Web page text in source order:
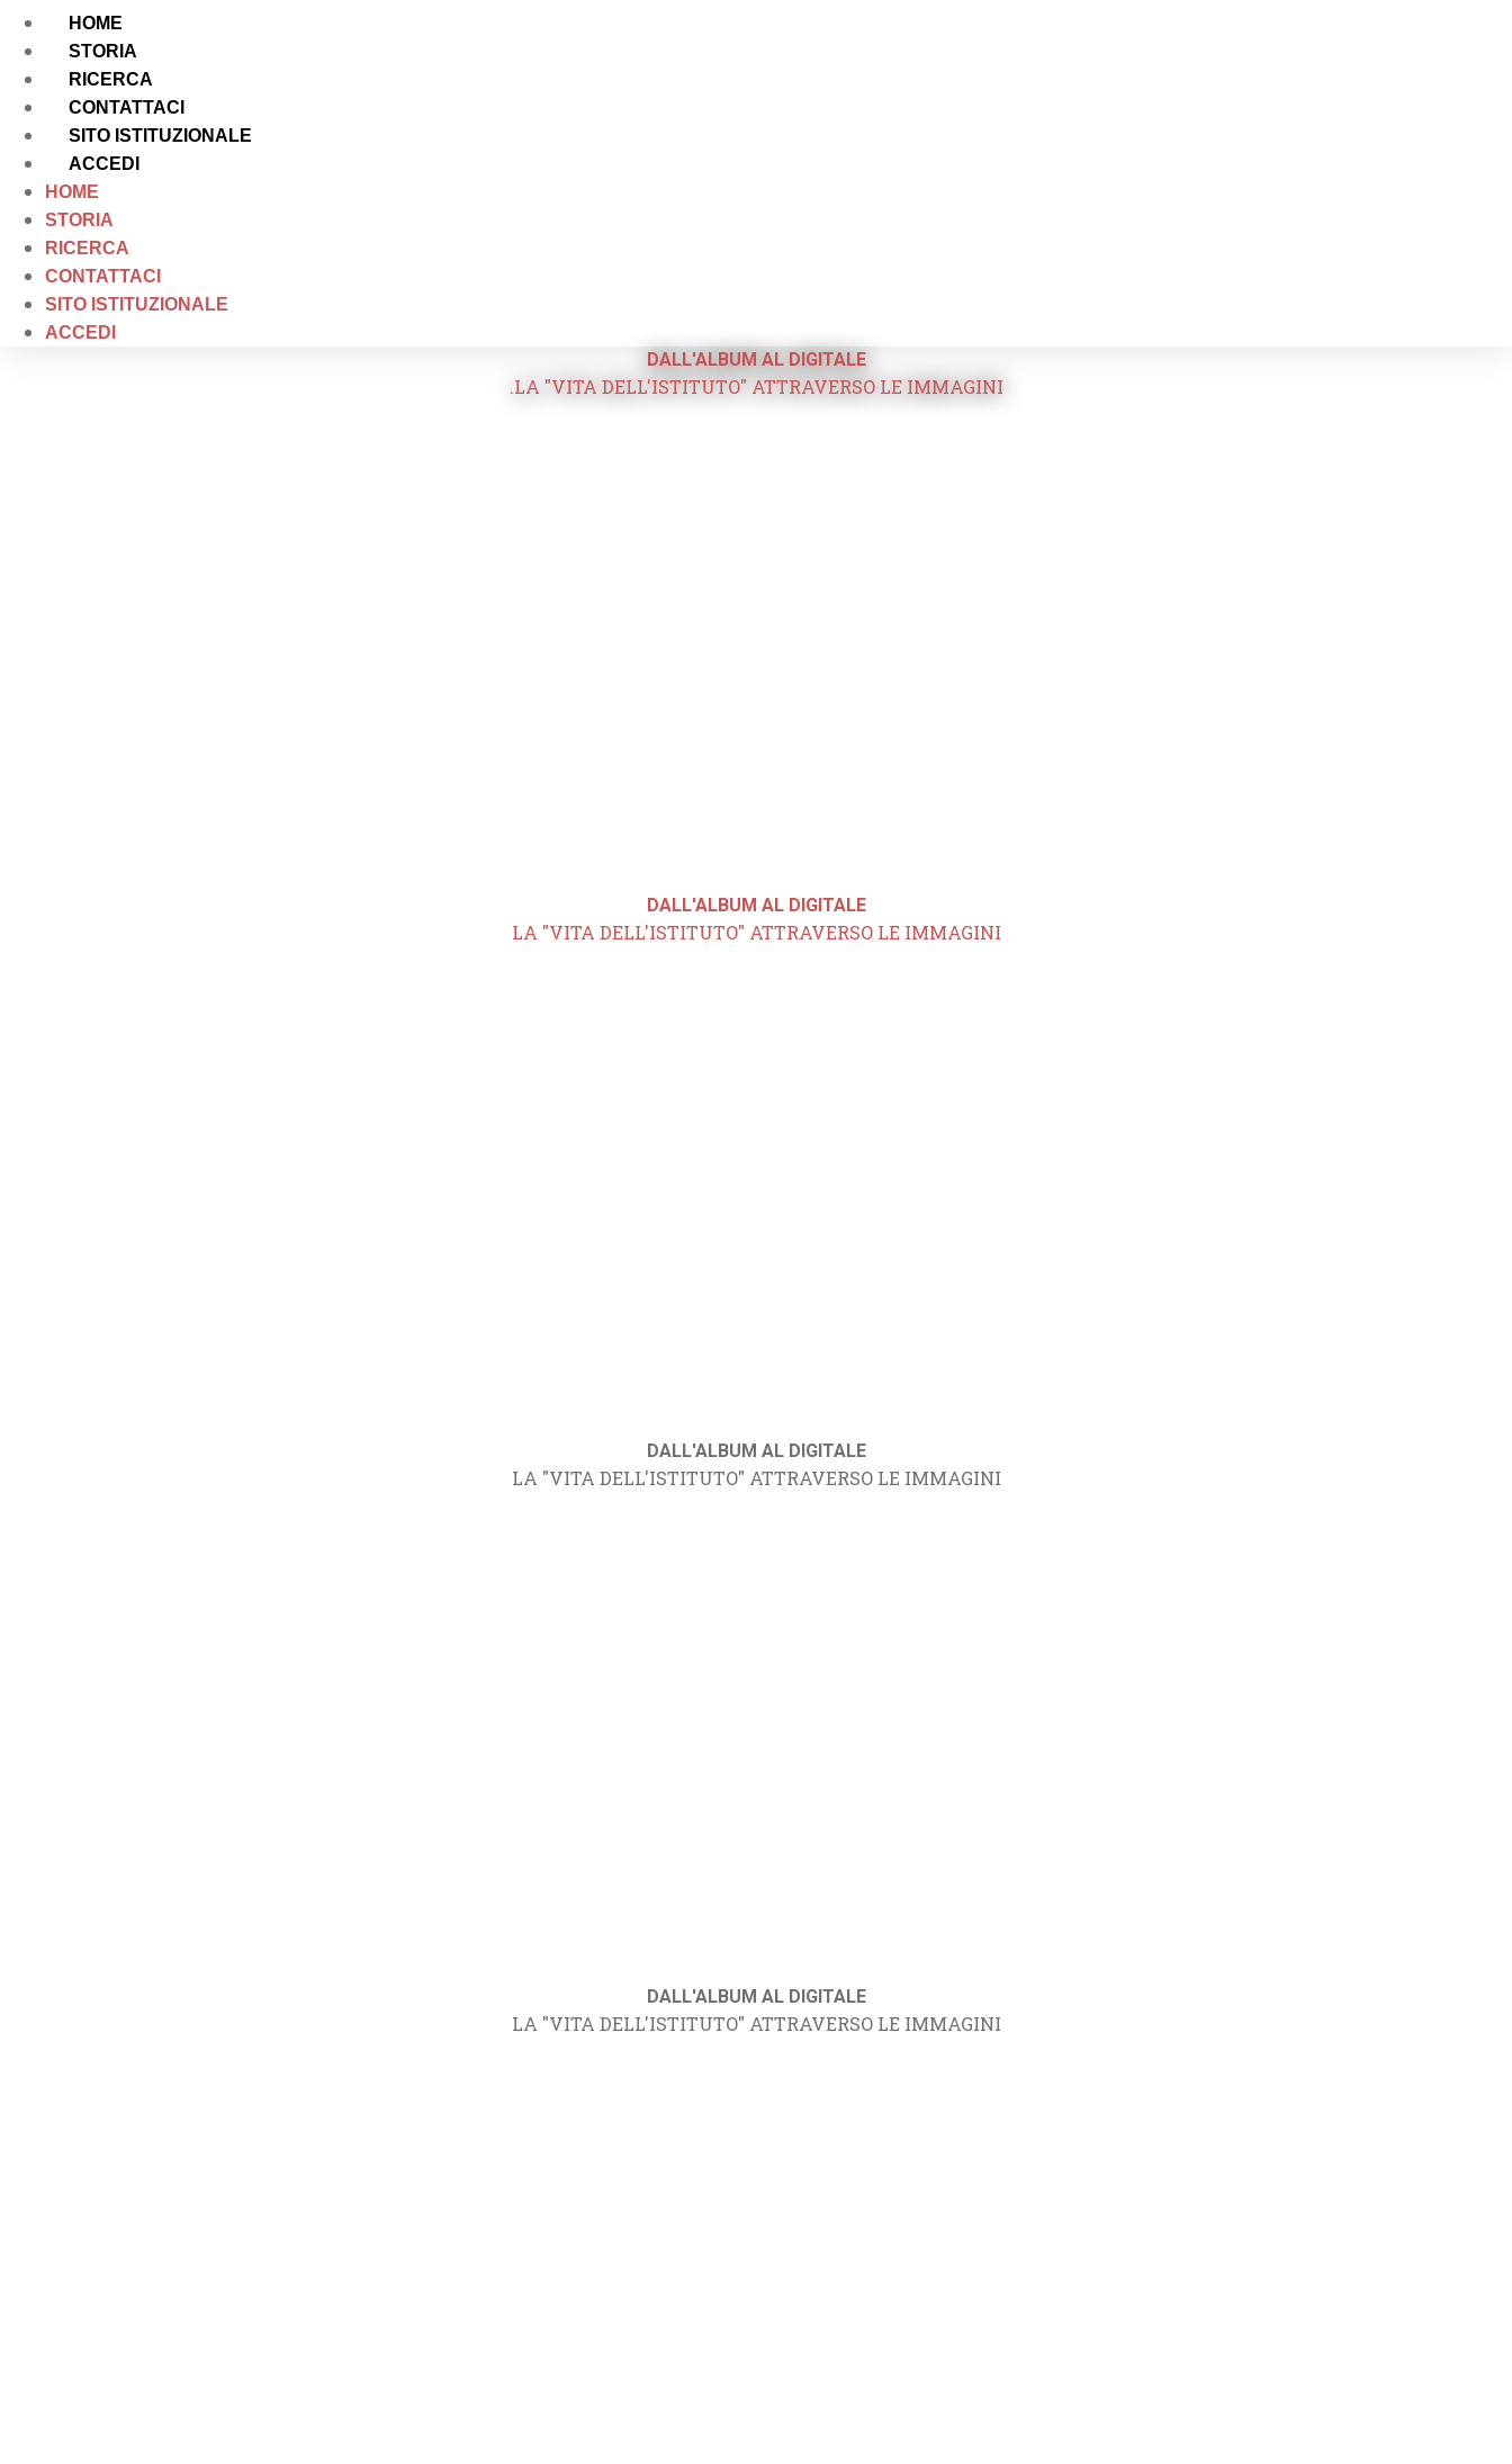
HOME
STORIA
RICERCA
CONTATTACI
SITO ISTITUZIONALE
ACCEDI
HOME
STORIA
RICERCA
CONTATTACI
SITO ISTITUZIONALE
ACCEDI
DALL'ALBUM AL DIGITALE
.LA "VITA DELL'ISTITUTO" ATTRAVERSO LE IMMAGINI
DALL'ALBUM AL DIGITALE
LA "VITA DELL'ISTITUTO" ATTRAVERSO LE IMMAGINI
DALL'ALBUM AL DIGITALE
LA "VITA DELL'ISTITUTO" ATTRAVERSO LE IMMAGINI
DALL'ALBUM AL DIGITALE
LA "VITA DELL'ISTITUTO" ATTRAVERSO LE IMMAGINI